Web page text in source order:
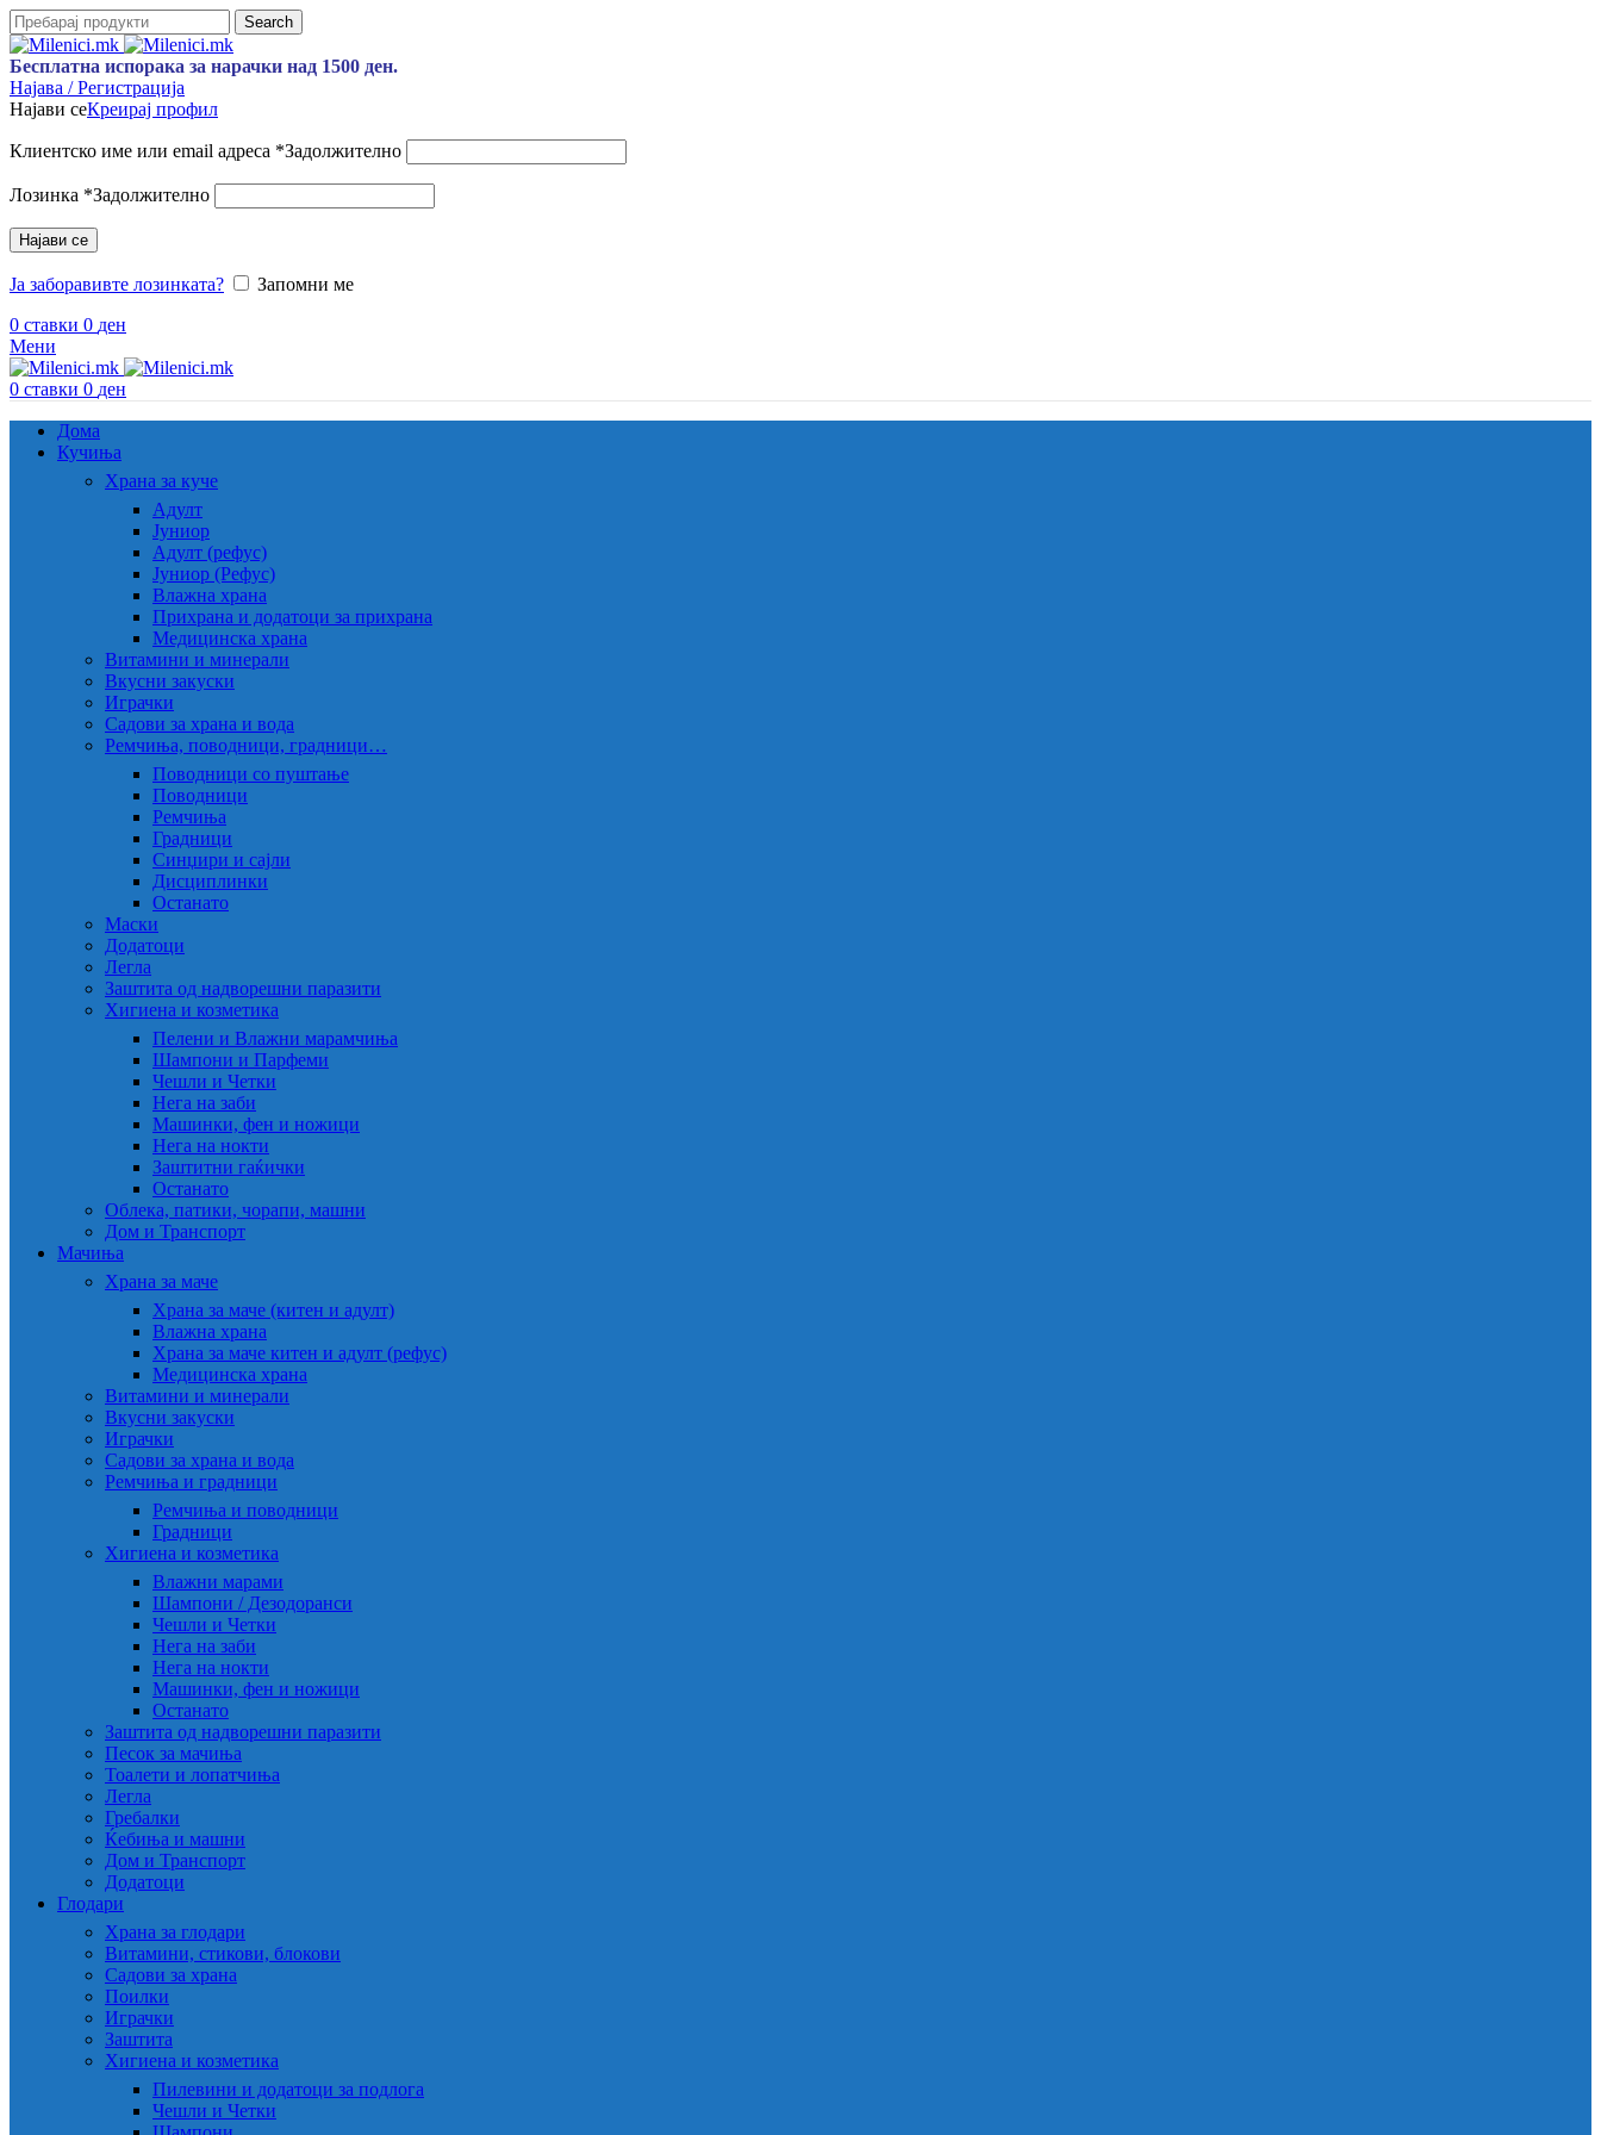
Search
Бесплатна испорака за нарачки над 1500 ден.
Најава / Регистрација
Најави сеКреирај профил
Клиентско име или email адреса *Задолжително
Лозинка *Задолжително
Најави се
Ја заборавивте лозинката?
Запомни ме
0 ставки 0 ден
Мени
0 ставки 0 ден
Дома
Кучиња
Храна за куче
Адулт
Јуниор
Адулт (рефус)
Јуниор (Рефус)
Влажна храна
Прихрана и додатоци за прихрана
Медицинска храна
Витамини и минерали
Вкусни закуски
Играчки
Садови за храна и вода
Ремчиња, поводници, градници…
Поводници со пуштање
Поводници
Ремчиња
Градници
Синџири и сајли
Дисциплинки
Останато
Маски
Додатоци
Легла
Заштита од надворешни паразити
Хигиена и козметика
Пелени и Влажни марамчиња
Шампони и Парфеми
Чешли и Четки
Нега на заби
Машинки, фен и ножици
Нега на нокти
Заштитни гаќички
Останато
Облека, патики, чорапи, машни
Дом и Транспорт
Мачиња
Храна за маче
Храна за маче (китен и адулт)
Влажна храна
Храна за маче китен и адулт (рефус)
Медицинска храна
Витамини и минерали
Вкусни закуски
Играчки
Садови за храна и вода
Ремчиња и градници
Ремчиња и поводници
Градници
Хигиена и козметика
Влажни марами
Шампони / Дезодоранси
Чешли и Четки
Нега на заби
Нега на нокти
Машинки, фен и ножици
Останато
Заштита од надворешни паразити
Песок за мачиња
Тоалети и лопатчиња
Легла
Гребалки
Ќебиња и машни
Дом и Транспорт
Додатоци
Глодари
Храна за глодари
Витамини, стикови, блокови
Садови за храна
Поилки
Играчки
Заштита
Хигиена и козметика
Пилевини и додатоци за подлога
Чешли и Четки